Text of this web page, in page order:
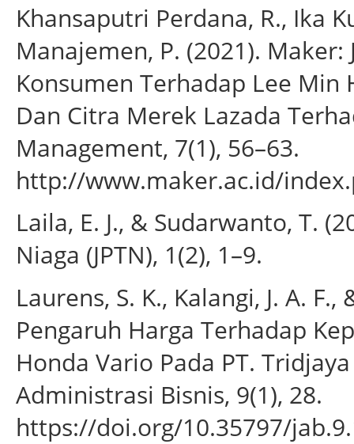
Khansaputri Perdana, R., Ika
Manajemen, P. (2021).
Konsumen Terhadap Lee Min
Dan Citra Merek Lazada
Management, 7(1), 56–63.
http://www.maker.ac.id/
Laila, E. J., & Sudarwanto, T.
Niaga (JPTN), 1(2), 1–9.
Laurens, S. K., Kalangi, J. A.
Pengaruh Harga Terhadap
Honda Vario Pada PT.
Administrasi Bisnis, 9(1), 28.
https://doi.org/10.35797/